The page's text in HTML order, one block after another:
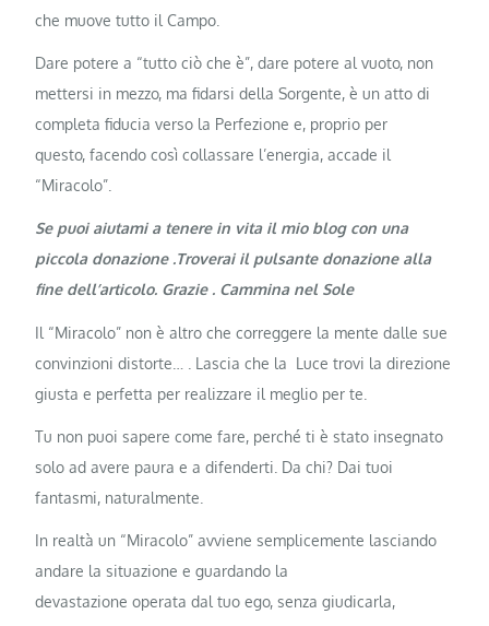
che muove tutto il Campo.
Dare potere a “tutto ciò che è”, dare potere al vuoto, non
mettersi in mezzo, ma fidarsi della Sorgente, è un atto di
completa fiducia verso la Perfezione e, proprio per
questo, facendo così collassare l’energia, accade il
“Miracolo”.
Se puoi aiutami a tenere in vita il mio blog con una
piccola donazione .Troverai il pulsante donazione alla
fine dell’articolo. Grazie . Cammina nel Sole
Il “Miracolo” non è altro che correggere la mente dalle sue
convinzioni distorte… . Lascia che la Luce trovi la direzione
giusta e perfetta per realizzare il meglio per te.
Tu non puoi sapere come fare, perché ti è stato insegnato
solo ad avere paura e a difenderti. Da chi? Dai tuoi
fantasmi, naturalmente.
In realtà un “Miracolo” avviene semplicemente lasciando
andare la situazione e guardando la
devastazione operata dal tuo ego, senza giudicarla,